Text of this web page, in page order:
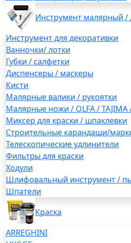
Инструмент малярный /
Инструмент для декоративки
Ванночки/ лотки
Губки / салфетки
Диспенсеры / маскеры
Кисти
Малярные валики / рукоятки
Малярные ножи / OLFA / TAJIMA
Миксер для краски / шпаклевки
Строительные карандаши/
Телескопические удлинители
Фильтры для краски
Ходули
Шлифовальный инструмент /
Шпатели
Краска
ARREGHINI